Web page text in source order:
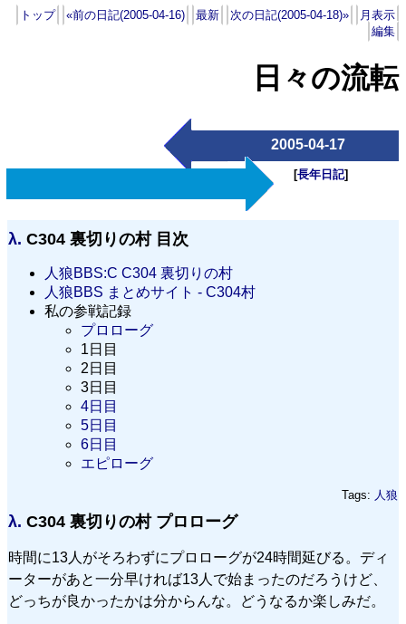
トップ «前の日記(2005-04-16) 最新 次の日記(2005-04-18)»
月表示
編集
日々の流転
2005-04-17
[長年日記]
λ. C304 裏切りの村 目次
人狼BBS:C C304 裏切りの村
人狼BBS まとめサイト - C304村
私の参戦記録
プロローグ
1日目
2日目
3日目
4日目
5日目
6日目
エピローグ
Tags: 人狼
λ. C304 裏切りの村 プロローグ
時間に13人がそろわずにプロローグが24時間延びる。ディ
ーターがあと一分早ければ13人で始まったのだろうけど、
どっちが良かったかは分からんな。どうなるか楽しみだ。